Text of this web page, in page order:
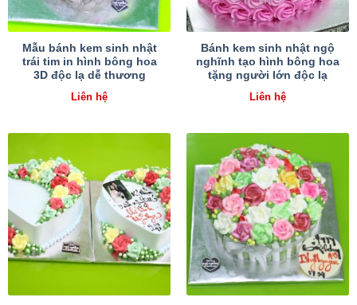
Mẫu bánh kem sinh nhật
trái tim in hình bông hoa
3D độc lạ dễ thương
Liên hệ
Bánh kem sinh nhật ngộ
nghĩnh tạo hình bông hoa
tặng người lớn độc lạ
Liên hệ